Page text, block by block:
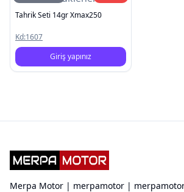
Tahrik Seti 14gr Xmax250
Kd:1607
Giriş yapınız
Merpa Motor | merpamotor |